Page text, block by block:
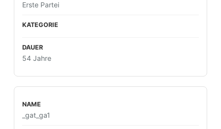
Erste Partei
54 Jahre
_gat_ga1